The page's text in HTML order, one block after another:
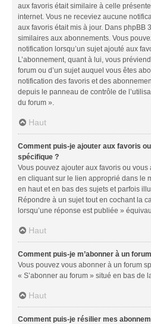
aux favoris était similaire à celle
internet. Vous ne receviez aucune
aux favoris était mis à jour. Dans phpBB
similaires aux abonnements. Vous
notification lorsqu’un sujet ajouté aux
L’abonnement, quant à lui, vous
forum ou d’un sujet auquel vous êtes
notification des favoris et des
depuis le panneau de contrôle de
du forum ».
Haut
Comment puis-je ajouter aux favoris
spécifique ?
Vous pouvez ajouter aux favoris ou
en cliquant sur le lien approprié dans le
en haut et en bas des sujets et parfois
Répondre à un sujet tout en cochant la
lorsqu’une réponse est publiée »
Haut
Comment puis-je m’abonner à un
Vous pouvez vous abonner à un forum
« S’abonner au forum » situé en bas de
Haut
Comment puis-je résilier mes